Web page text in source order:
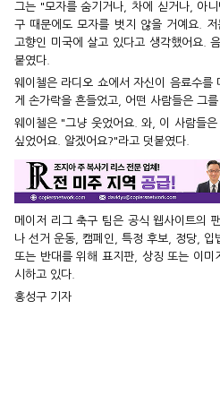
그는 "모자를 숨기거나, 차에 싣거나, 아
구 때문에도 모자를 벗지 않을 거예요.
고향인 미국에 살고 있다고 생각했어요.
붙였다.
웨이첼은 라디오 쇼에서 자신이 음료수를
게 손가락을 흔들었고, 어떤 사람들은 그를
웨이첼은 "그냥 웃었어요. 와, 이 사람들
싶었어요. 알겠어요?"라고 덧붙였다.
메이저 리그 축구 팀은 공식 웹사이트의
나 선거 운동, 캠페인, 특정 후보, 정당, 입
또는 반대를 위해 표지판, 상징 또는 이미
시하고 있다.
홍성구 기자